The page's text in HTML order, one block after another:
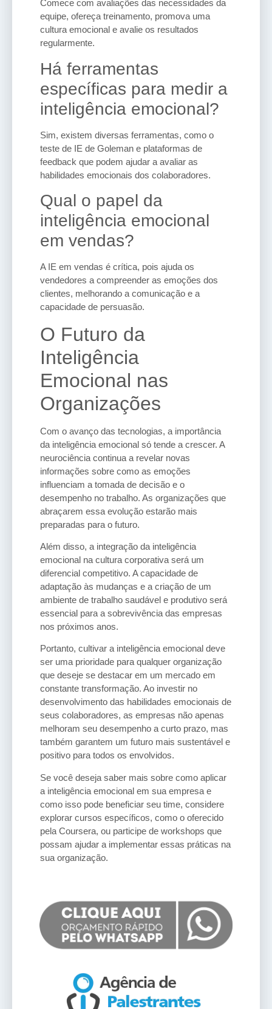
Comece com avaliações das necessidades da
equipe, ofereça treinamento, promova uma
cultura emocional e avalie os resultados
regularmente.
Há ferramentas
específicas para medir a
inteligência emocional?
Sim, existem diversas ferramentas, como o
teste de IE de Goleman e plataformas de
feedback que podem ajudar a avaliar as
habilidades emocionais dos colaboradores.
Qual o papel da
inteligência emocional
em vendas?
A IE em vendas é crítica, pois ajuda os
vendedores a compreender as emoções dos
clientes, melhorando a comunicação e a
capacidade de persuasão.
O Futuro da
Inteligência
Emocional nas
Organizações
Com o avanço das tecnologias, a importância
da inteligência emocional só tende a crescer. A
neurociência continua a revelar novas
informações sobre como as emoções
influenciam a tomada de decisão e o
desempenho no trabalho. As organizações que
abraçarem essa evolução estarão mais
preparadas para o futuro.
Além disso, a integração da inteligência
emocional na cultura corporativa será um
diferencial competitivo. A capacidade de
adaptação às mudanças e a criação de um
ambiente de trabalho saudável e produtivo será
essencial para a sobrevivência das empresas
nos próximos anos.
Portanto, cultivar a inteligência emocional deve
ser uma prioridade para qualquer organização
que deseje se destacar em um mercado em
constante transformação. Ao investir no
desenvolvimento das habilidades emocionais de
seus colaboradores, as empresas não apenas
melhoram seu desempenho a curto prazo, mas
também garantem um futuro mais sustentável e
positivo para todos os envolvidos.
Se você deseja saber mais sobre como aplicar
a inteligência emocional em sua empresa e
como isso pode beneficiar seu time, considere
explorar cursos específicos, como o oferecido
pela Coursera, ou participe de workshops que
possam ajudar a implementar essas práticas na
sua organização.